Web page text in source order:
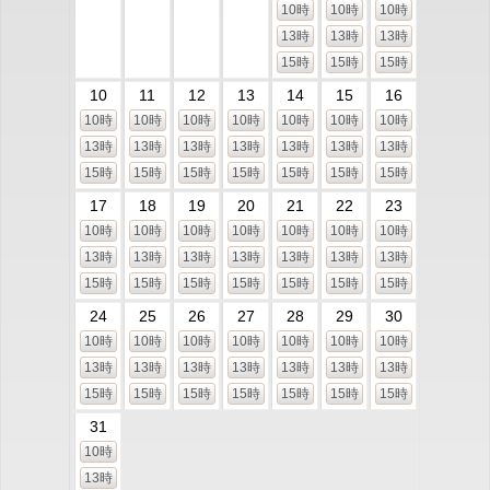
10時
13時
15時
10時
13時
15時
10時
13時
15時
10
10時
13時
15時
11
10時
13時
15時
12
10時
13時
15時
13
10時
13時
15時
14
10時
13時
15時
15
10時
13時
15時
16
10時
13時
15時
17
10時
13時
15時
18
10時
13時
15時
19
10時
13時
15時
20
10時
13時
15時
21
10時
13時
15時
22
10時
13時
15時
23
10時
13時
15時
24
10時
13時
15時
25
10時
13時
15時
26
10時
13時
15時
27
10時
13時
15時
28
10時
13時
15時
29
10時
13時
15時
30
10時
13時
15時
31
10時
13時